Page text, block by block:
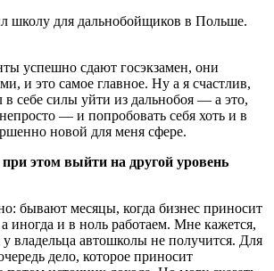
успешно сдают госэкзамен, они
и это самое главное. Ну а я счастлив,
себе силы уйти из дальнобоя — а это,
— и попробовать себя хоть и в
новой для меня сфере.
этом выйти на другой уровень
бывают месяцы, когда бизнес приносит
иногда и в ноль работаем. Мне кажется,
владельца автошколы не получится. Для
дело, которое приносит